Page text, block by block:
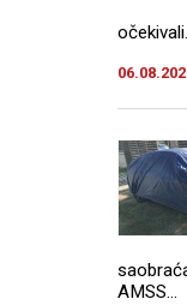
AMSS...